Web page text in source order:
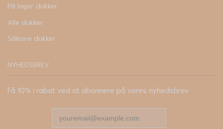
På lager dukker
Alle dukker
Silikone dukker
NYHEDSBREV
Få 10% i rabat ved at abonnere på vores nyhedsbrev